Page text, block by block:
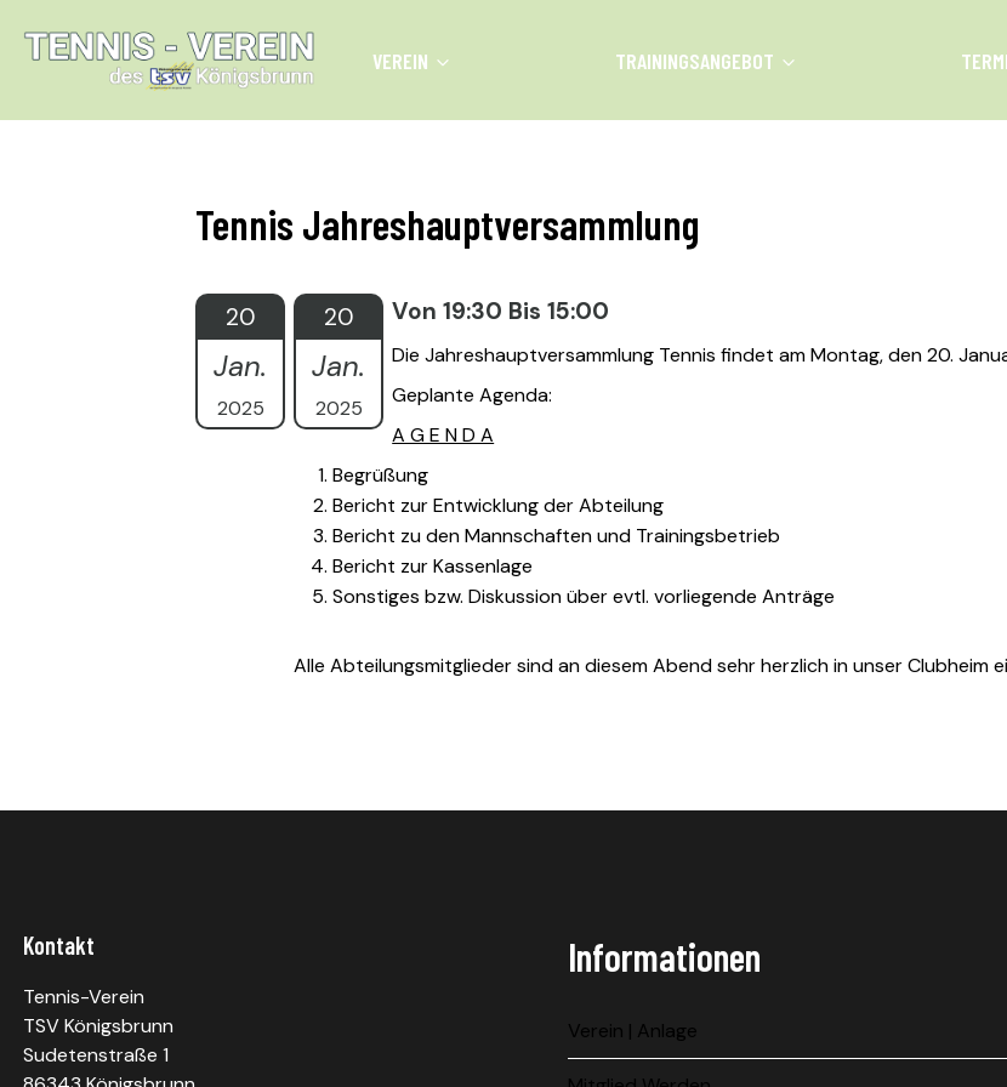
VEREIN TRAININGSANGEBOT
Tennis Jahreshauptversammlung
20
Jan.
2025
20
Jan.
2025
Von 19:30 Bis 15:00
Die Jahreshauptversammlung Tennis findet am Montag, den 20.
Geplante Agenda:
A G E N D A
Begrüßung
Bericht zur Entwicklung der Abteilung
Bericht zu den Mannschaften und Trainingsbetrieb
Bericht zur Kassenlage
Sonstiges bzw. Diskussion über evtl. vorliegende Anträge
Alle Abteilungsmitglieder sind an diesem Abend sehr herzlich in unser Clubheim
Kontakt
Tennis-Verein
TSV Königsbrunn
Sudetenstraße 1
Informationen
Verein | Anlage